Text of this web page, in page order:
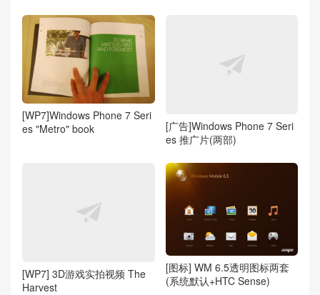
[WP7]Windows Phone 7 Seri
es "Metro" book
[广告]Windows Phone 7 Seri
es 推广片(两部)
[WP7] 3D游戏实拍视频 The
Harvest
[图标] WM 6.5透明图标两套
(系统默认+HTC Sense)